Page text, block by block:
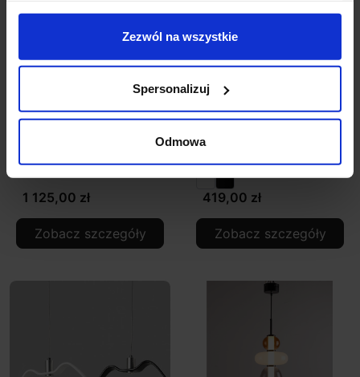
Zezwól na wszystkie
Spersonalizuj
Odmowa
ADANI lampa wisząca
1 125,00 zł
Zobacz szczegóły
ADANI MEWA 2 lampa
wisząca LED 3000K
419,00 zł
Zobacz szczegóły